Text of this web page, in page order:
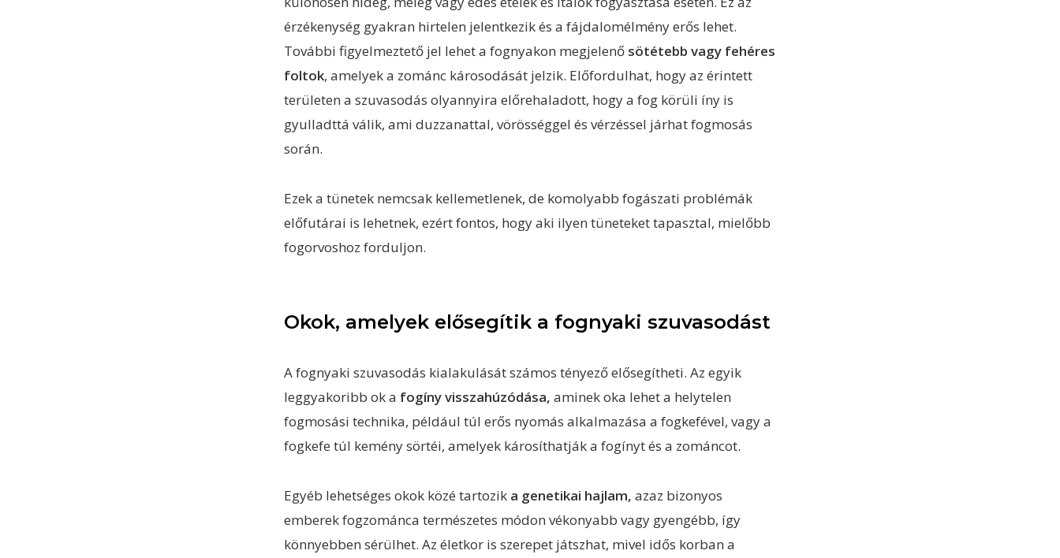
érzékenység gyakran hirtelen jelentkezik és a fájdalomélmény erős lehet.
További figyelmeztető jel lehet a fognyakon megjelenő sötétebb vagy fehéres
foltok, amelyek a zománc károsodását jelzik. Előfordulhat, hogy az érintett
területen a szuvasodás olyannyira előrehaladott, hogy a fog körüli íny is
gyulladttá válik, ami duzzanattal, vörösséggel és vérzéssel járhat fogmosás
során.
Ezek a tünetek nemcsak kellemetlenek, de komolyabb fogászati problémák
előfutárai is lehetnek, ezért fontos, hogy aki ilyen tüneteket tapasztal, mielőbb
fogorvoshoz forduljon.
Okok, amelyek elősegítik a fognyaki szuvasodást
A fognyaki szuvasodás kialakulását számos tényező elősegítheti. Az egyik
leggyakoribb ok a fogíny visszahúzódása,aminek oka lehet a helytelen
fogmosási technika, például túl erős nyomás alkalmazása a fogkefével, vagy a
fogkefe túl kemény sörtéi, amelyek károsíthatják a fogínyt és a zománcot.
Egyéb lehetséges okok közé tartozik a genetikai hajlam, azaz bizonyos
emberek fogzománca természetes módon vékonyabb vagy gyengébb, így
könnyebben sérülhet. Az életkor is szerepet játszhat, mivel idős korban a